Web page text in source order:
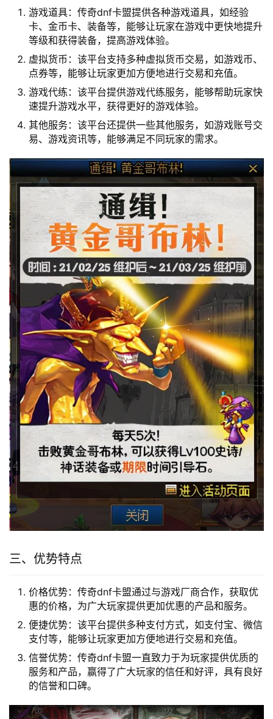
游戏道具：传奇dnf卡盟提供各种游戏道具，如经验
卡、金币卡、装备等，能够让玩家在游戏中更快地提升
等级和获得装备，提高游戏体验。
虚拟货币：该平台支持多种虚拟货币交易，如游戏币、
点券等，能够让玩家更加方便地进行交易和充值。
游戏代练：该平台提供游戏代练服务，能够帮助玩家快
速提升游戏水平，获得更好的游戏体验。
其他服务：该平台还提供一些其他服务，如游戏账号交
易、游戏资讯等，能够满足不同玩家的需求。
三、优势特点
价格优势：传奇dnf卡盟通过与游戏厂商合作，获取优
惠的价格，为广大玩家提供更加优惠的产品和服务。
便捷优势：该平台提供多种支付方式，如支付宝、微信
支付等，能够让玩家更加方便地进行交易和充值。
信誉优势：传奇dnf卡盟一直致力于为玩家提供优质的
服务和产品，赢得了广大玩家的信任和好评，具有良好
的信誉和口碑。